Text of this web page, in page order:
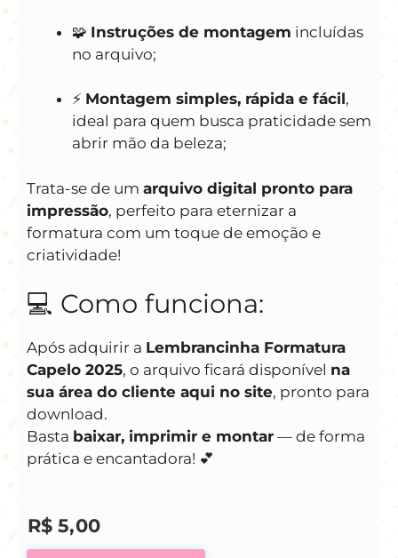
🧩 Instruções de montagem incluídas
no arquivo;
⚡ Montagem simples, rápida e fácil,
ideal para quem busca praticidade sem
abrir mão da beleza;
Trata-se de um arquivo digital pronto para
impressão, perfeito para eternizar a
formatura com um toque de emoção e
criatividade!
💻 Como funciona:
Após adquirir a Lembrancinha Formatura
Capelo 2025, o arquivo ficará disponível na
sua área do cliente aqui no site, pronto para
download.
Basta baixar, imprimir e montar — de forma
prática e encantadora! 💕
R$ 5,00